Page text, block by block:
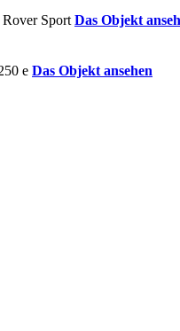
Das Objekt
Das Objekt ansehen